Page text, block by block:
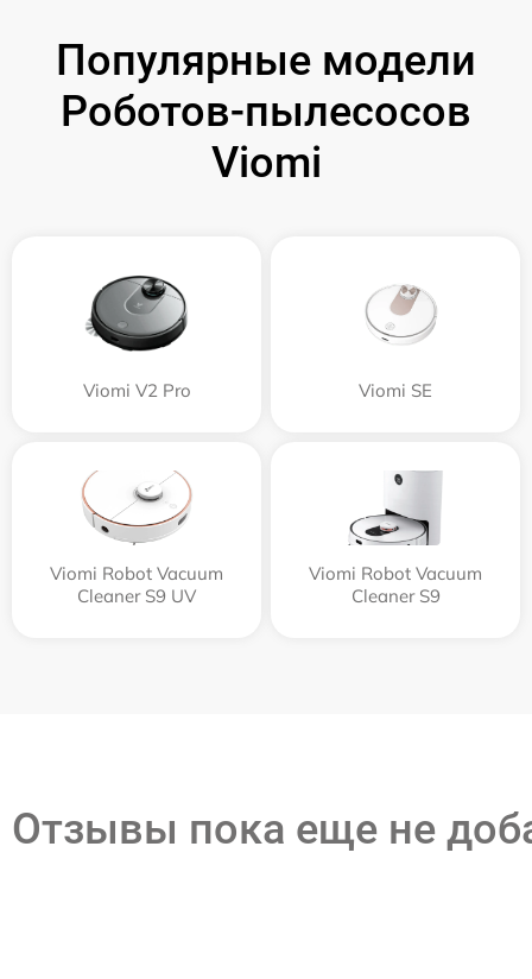
Популярные модели
Роботов-пылесосов
Viomi
Viomi V2 Pro Viomi SE
Viomi Robot Vacuum
Cleaner S9 UV
Viomi Robot Vacuum
Cleaner S9
Отзывы пока еще не